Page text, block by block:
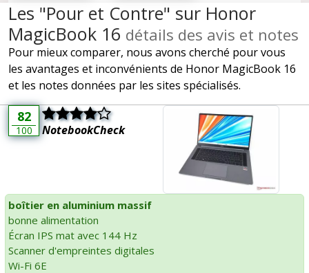
Les "Pour et Contre" sur Honor
MagicBook 16 détails des avis et notes
Pour mieux comparer, nous avons cherché pour vous
les avantages et inconvénients de Honor MagicBook 16
et les notes données par les sites spécialisés.
82
100 NotebookCheck
boîtier en aluminium massif
bonne alimentation
Écran IPS mat avec 144 Hz
Scanner d'empreintes digitales
Wi-Fi 6E